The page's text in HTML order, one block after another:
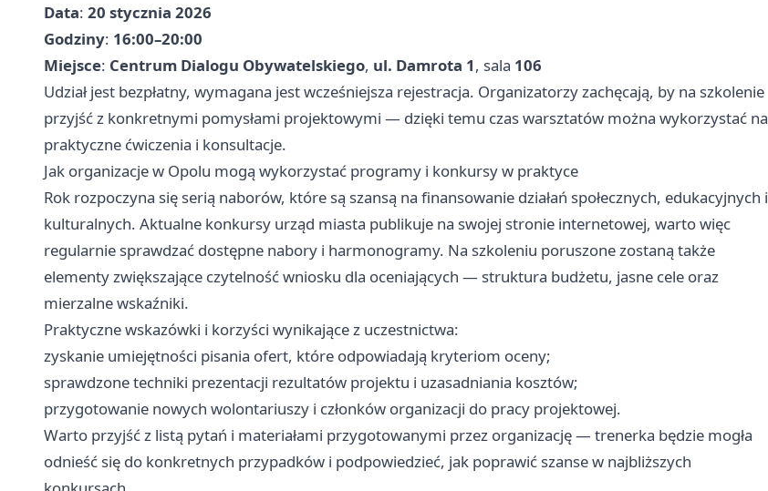
Data: 20 stycznia 2026
Godziny: 16:00–20:00
Miejsce: Centrum Dialogu Obywatelskiego, ul. Damrota 1, sala 106
Udział jest bezpłatny, wymagana jest wcześniejsza rejestracja. Organizatorzy zachęcają, by na szkolenie
przyjść z konkretnymi pomysłami projektowymi — dzięki temu czas warsztatów można wykorzystać na
praktyczne ćwiczenia i konsultacje.
Jak organizacje w Opolu mogą wykorzystać programy i konkursy w praktyce
Rok rozpoczyna się serią naborów, które są szansą na finansowanie działań społecznych, edukacyjnych i
kulturalnych. Aktualne konkursy urząd miasta publikuje na swojej stronie internetowej, warto więc
regularnie sprawdzać dostępne nabory i harmonogramy. Na szkoleniu poruszone zostaną także
elementy zwiększające czytelność wniosku dla oceniających — struktura budżetu, jasne cele oraz
mierzalne wskaźniki.
Praktyczne wskazówki i korzyści wynikające z uczestnictwa:
zyskanie umiejętności pisania ofert, które odpowiadają kryteriom oceny;
sprawdzone techniki prezentacji rezultatów projektu i uzasadniania kosztów;
przygotowanie nowych wolontariuszy i członków organizacji do pracy projektowej.
Warto przyjść z listą pytań i materiałami przygotowanymi przez organizację — trenerka będzie mogła
odnieść się do konkretnych przypadków i podpowiedzieć, jak poprawić szanse w najbliższych